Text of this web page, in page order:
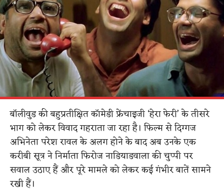
बॉलीवुड की बहुप्रतीक्षित कॉमेडी फ्रेंचाइजी ‘हेरा फेरी’ के तीसरे
भाग को लेकर विवाद गहराता जा रहा है। फिल्म से दिग्गज
अभिनेता परेश रावल के अलग होने के बाद अब उनके एक
करीबी सूत्र ने निर्माता फिरोज नाडियाडवाला की चुप्पी पर
सवाल उठाए हैं और पूरे मामले को लेकर कई गंभीर बातें सामने
रखी हैं।